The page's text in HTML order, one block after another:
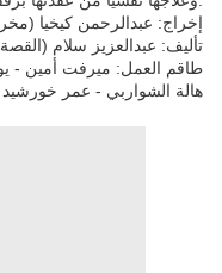
ﺇﺧﺮاﺝ: عبدالرحمن كيخيا
ﺗﺄﻟﻴﻒ: عبدالعزيز سلام
طاقم العمل: ميرفت أمين -
هالة الشواربي - عمر خورشيد